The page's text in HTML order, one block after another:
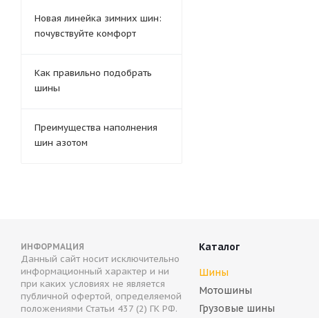
Новая линейка зимних шин:
почувствуйте комфорт
Как правильно подобрать
шины
Преимущества наполнения
шин азотом
ИНФОРМАЦИЯ
Данный сайт носит исключительно
информационный характер и ни
при каких условиях не является
публичной офертой, определяемой
положениями Статьи 437 (2) ГК РФ.
Каталог
Шины
Мотошины
Грузовые шины